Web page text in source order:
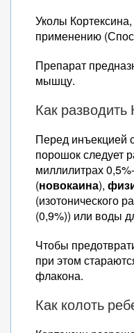
Уколы
применению
Препарат
мышцу.
Как разводить
Перед инъекцией
порошок следует
миллилитрах
(новокаина),
(изотонического
(0,9%)) или воды
Чтобы
при этом
флакона.
Как колоть